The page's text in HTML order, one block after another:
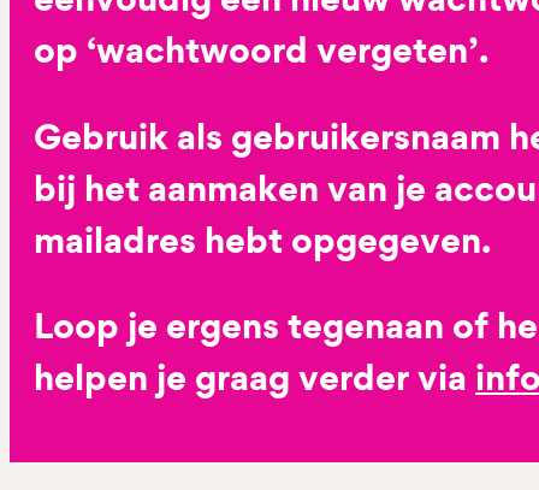
op ‘wachtwoord vergeten’.
Gebruik als gebruikersnaam
bij het aanmaken van je
mailadres hebt opgegeven.
Loop je ergens tegenaan of
helpen je graag verder via